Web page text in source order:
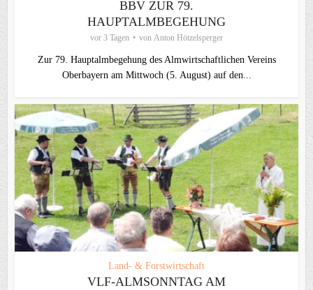
BBV ZUR 79.
HAUPTALMBEGEHUNG
vor 3 Tagen von Anton Hötzelsperger
Zur 79. Hauptalmbegehung des Almwirtschaftlichen Vereins
Oberbayern am Mittwoch (5. August) auf den...
Land- & Forstwirtschaft
VLF-ALMSONNTAG AM